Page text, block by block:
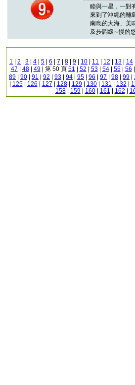
睦與一星，一對
來到了沖繩的離
南島的大海、美
及步調緩∼慢的悠
1 2 3 4 5 6 7 8 9 10 11 12 13 14
47
48| 49| 第 50 頁 51 52 53| 54| 55| 56
89
90 91 92 93 94 95 96 97 98 99
125| 126 127 128| 129| 130| 131 132
158| 159| 160| 161 162